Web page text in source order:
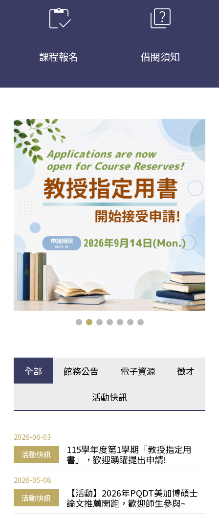
inventory
課程報名
quiz
借閱須知
全部 館務公告 電子資源 徵才
活動快訊
活動快訊
115學年度第1學期「教授指定用
書」，歡迎踴躍提出申請!
2026-06-03
活動快訊
【活動】2026年PQDT美加博碩士
論文推薦開跑，歡迎師生參與~
2026-05-08